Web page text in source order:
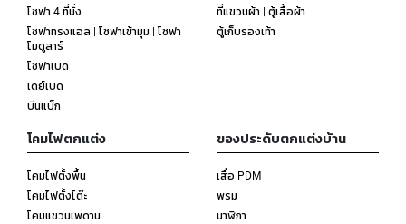
โซฟา 4 ที่นั่ง
โซฟาทรงแอล | โซฟาเข้ามุม | โซฟา
โมดูลาร์
โซฟาเบด
เดย์เบด
บีนแบ็ก
ที่แขวนผ้า | ตู้เสื้อผ้า
ตู้เก็บรองเท้า
โคมไฟตกแต่ง
โคมไฟตั้งพื้น
โคมไฟตั้งโต๊ะ
โคมแขวนเพดาน
ของประดับตกแต่งบ้าน
เสื่อ PDM
พรม
นาฬิกา